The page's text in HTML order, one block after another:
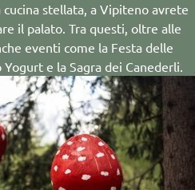
cucina stellata, a Vipiteno avrete
il palato. Tra questi, oltre alle
eventi come la Festa delle
e la Sagra dei Canederli.